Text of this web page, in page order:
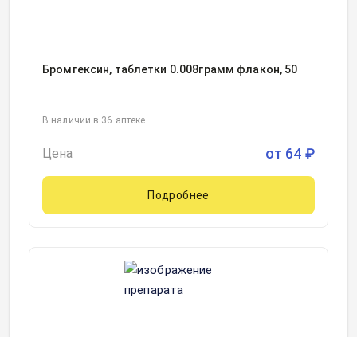
Бромгексин, таблетки 0.008грамм флакон, 50
В наличии в 36 аптеке
Цена от 64 ₽
Подробнее